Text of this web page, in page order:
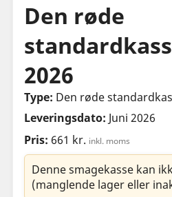
Den røde
2026
Type: Den røde
Leveringsdato: Juni 2026
Pris: 661 kr. inkl. moms
Denne smagekasse kan
(manglende lager eller